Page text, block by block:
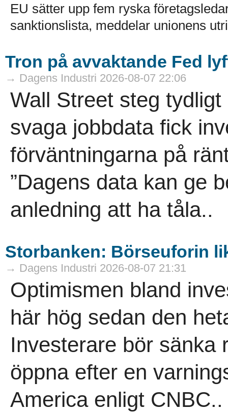
EU sätter upp fem ryska
sanktionslista, meddelar unionens
Tron på avvaktande Fed
→ Dagens Industri 2026-08-07 22:06
Wall Street steg
svaga jobbdata fick
förväntningarna på
”Dagens data kan ge
anledning att ha tåla..
Storbanken: Börseuforin
→ Dagens Industri 2026-08-07 21:31
Optimismen bland
här hög sedan den
Investerare bör sänka
öppna efter en
America enligt CNBC..